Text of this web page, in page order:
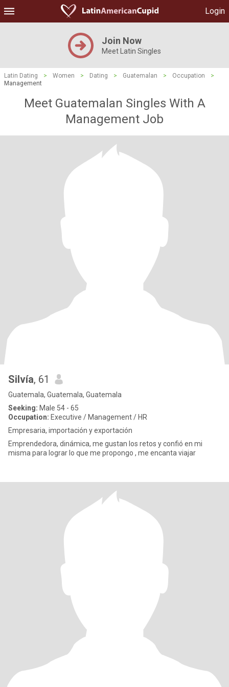
Login
Join Now
Meet Latin Singles
Latin Dating > Women > Dating > Guatemalan > Occupation
>
Management
Meet Guatemalan Singles With A
Management Job
Silvía, 61
Guatemala, Guatemala, Guatemala
Seeking: Male 54 - 65
Occupation: Executive / Management / HR
Empresaria, importación y exportación
Emprendedora, dinámica, me gustan los retos y confió en mi
misma para lograr lo que me propongo , me encanta viajar